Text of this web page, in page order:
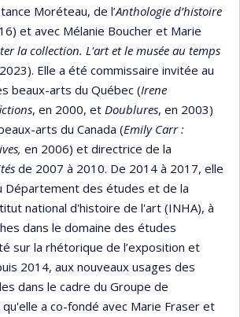
Moréteau, de l’Anthologie d’histoire
et avec Mélanie Boucher et Marie
la collection. L'art et le musée au temps
Elle a été commissaire invitée au
beaux-arts du Québec (Irene
, en 2000, et Doublures, en 2003)
arts du Canada (Emily Carr :
en 2006) et directrice de la
de 2007 à 2010. De 2014 à 2017, elle
Département des études et de la
national d'histoire de l'art (INHA), à
dans le domaine des études
sur la rhétorique de l’exposition et
2014, aux nouveaux usages des
dans le cadre du Groupe de
qu'elle a co-fondé avec Marie Fraser et